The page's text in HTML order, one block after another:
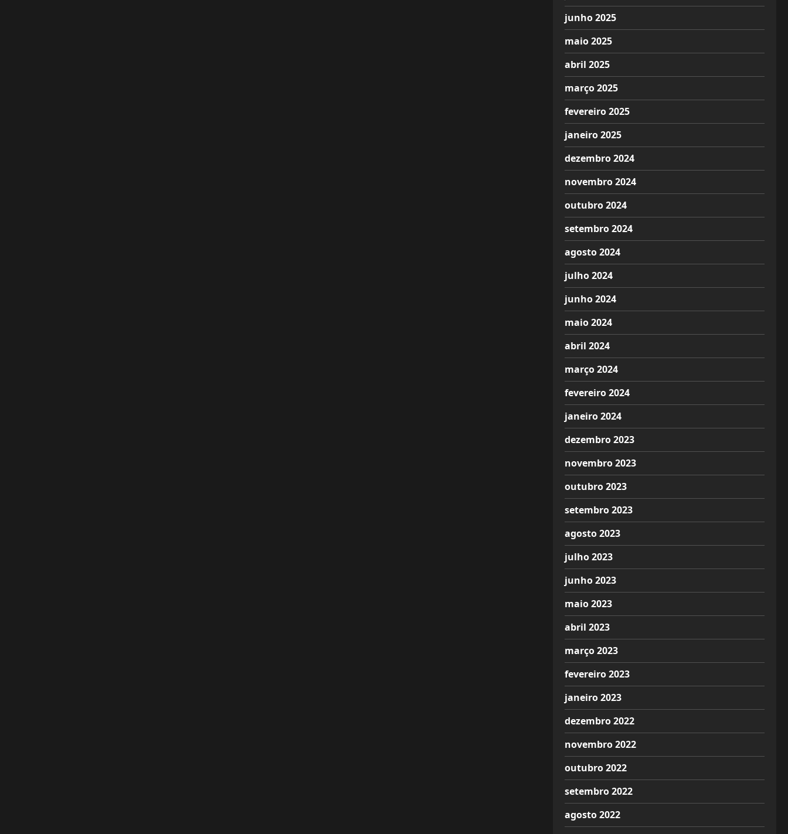
junho 2025
maio 2025
abril 2025
março 2025
fevereiro 2025
janeiro 2025
dezembro 2024
novembro 2024
outubro 2024
setembro 2024
agosto 2024
julho 2024
junho 2024
maio 2024
abril 2024
março 2024
fevereiro 2024
janeiro 2024
dezembro 2023
novembro 2023
outubro 2023
setembro 2023
agosto 2023
julho 2023
junho 2023
maio 2023
abril 2023
março 2023
fevereiro 2023
janeiro 2023
dezembro 2022
novembro 2022
outubro 2022
setembro 2022
agosto 2022